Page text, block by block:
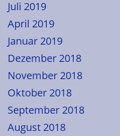
Juli 2019
April 2019
Januar 2019
Dezember 2018
November 2018
Oktober 2018
September 2018
August 2018